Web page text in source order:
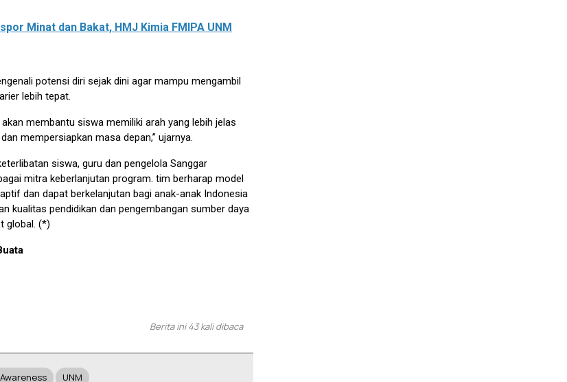
Minat dan Bakat, HMJ Kimia FMIPA UNM
potensi diri sejak dini agar mampu mengambil
lebih tepat.
membantu siswa memiliki arah yang lebih jelas
mempersiapkan masa depan,” ujarnya.
siswa, guru dan pengelola Sanggar
mitra keberlanjutan program. tim berharap model
dan dapat berkelanjutan bagi anak-anak Indonesia
kualitas pendidikan dan pengembangan sumber daya
global. (*)
Berita ini 43 kali dibaca
UNM